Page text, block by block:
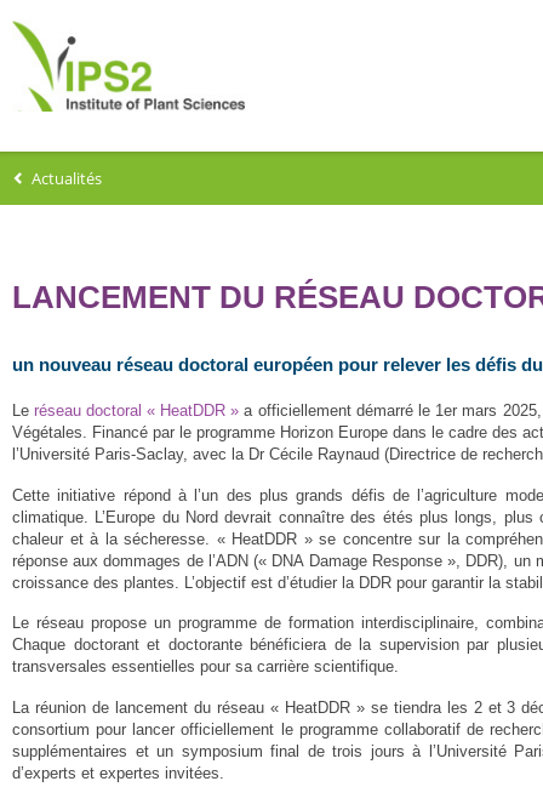
Actualités
LANCEMENT DU RÉSEAU
un nouveau réseau doctoral européen pour relever les défis
Leréseau doctoral « HeatDDR » a officiellement démarré le 1er mars
Végétales. Financé par le programme Horizon Europe dans le cadre des
l’Université Paris-Saclay, avec la Dr Cécile Raynaud (Directrice de
Cette initiative répond à l’un des plus grands défis de l’agriculture
climatique. L’Europe du Nord devrait connaître des étés plus longs,
chaleur et à la sécheresse. « HeatDDR » se concentre sur la
réponse aux dommages de l’ADN (« DNA Damage Response », DDR),
croissance des plantes. L’objectif est d’étudier la DDR pour garantir la
Le réseau propose un programme de formation interdisciplinaire,
Chaque doctorant et doctorante bénéficiera de la supervision par
transversales essentielles pour sa carrière scientifique.
La réunion de lancement du réseau « HeatDDR » se tiendra les 2 et 3
consortium pour lancer officiellement le programme collaboratif de
supplémentaires et un symposium final de trois jours à l’Université
d’experts et expertes invitées.